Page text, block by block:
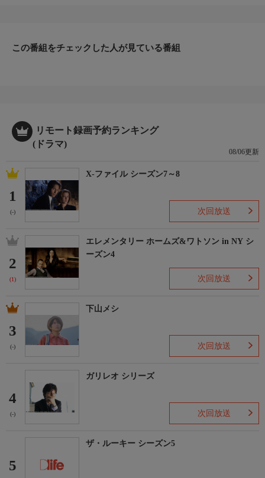
を行うが…。
この番組をチェックした人が見ている番組
リモート録画予約ランキング
(ドラマ)
08/06更新
1
(-)
X-ファイル シーズン7～8
次回放送
2
(1)
エレメンタリー ホームズ&ワトソン in NY シ
ーズン4
次回放送
3
(-)
下山メシ
次回放送
4
(-)
ガリレオ シリーズ
次回放送
5
ザ・ルーキー シーズン5